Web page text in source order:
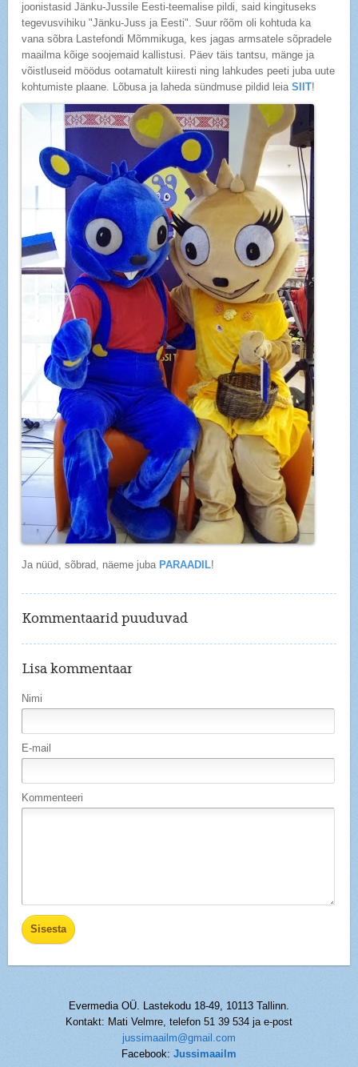
joonistasid Jänku-Jussile Eesti-teemalise pildi, said kingituseks
tegevusvihiku "Jänku-Juss ja Eesti". Suur rõõm oli kohtuda ka
vana sõbra Lastefondi Mõmmikuga, kes jagas armsatele sõpradele
maailma kõige soojemaid kallistusi. Päev täis tantsu, mänge ja
võistluseid möödus ootamatult kiiresti ning lahkudes peeti juba uute
kohtumiste plaane. Lõbusa ja laheda sündmuse pildid leiaSIIT!
Ja nüüd, sõbrad, näeme juba PARAADIL!
Kommentaarid puuduvad
Lisa kommentaar
Nimi
E-mail
Kommenteeri
Evermedia OÜ. Lastekodu 18-49, 10113 Tallinn.
Kontakt: Mati Velmre, telefon 51 39 534 ja e-post
jussimaailm@gmail.com
Facebook: Jussimaailm